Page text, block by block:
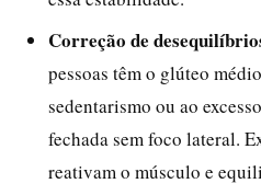
Correção de
pessoas têm o glúteo
sedentarismo ou ao
fechada sem foco lateral.
reativam o músculo e